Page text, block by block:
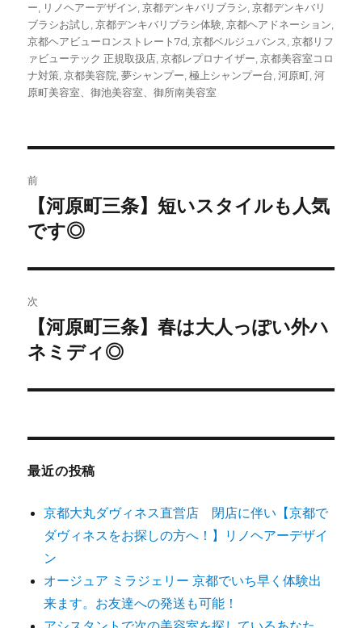
リ
ー
ー
リノヘアーデザイン ,京都デンキバリブラシ ,京都デンキバリ
ブラシお試し ,京都デンキバリブラシ体験 ,京都ヘアドネーション
京都ヘアビューロンストレート7d ,京都ベルジュバンス ,京都リフ
ァビューテック 正規取扱店 ,京都レプロナイザー ,京都美容室コロ
ナ対策 ,京都美容院 ,夢シャンプー ,極上シャンプー台 ,河原町 ,河
原町美容室、御池美容室、御所南美容室
稿
ナ
ビ
ゲ
ー
ン
前
の
稿:
【河原町三条】短いスタイルも人気
です◎
次
の
稿:
【河原町三条】春は大人っぽい外ハ
ネミディ◎
最近の投稿
京都大丸ダヴィネス直営店 閉店に伴い【京都で
ダヴィネスをお探しの方へ！】リノヘアーデザイ
ン
オージュア ミラジェリー 京都でいち早く体験出
来ます。お友達への発送も可能！